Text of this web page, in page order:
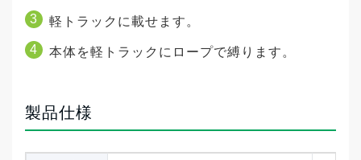
購入しようと思ったキッカケ・改善したかっ
た作業上の問
ネットコンテナが壊れたから。
軽トラックに載せます。
本体を軽トラックにロープで縛ります。
製品仕様